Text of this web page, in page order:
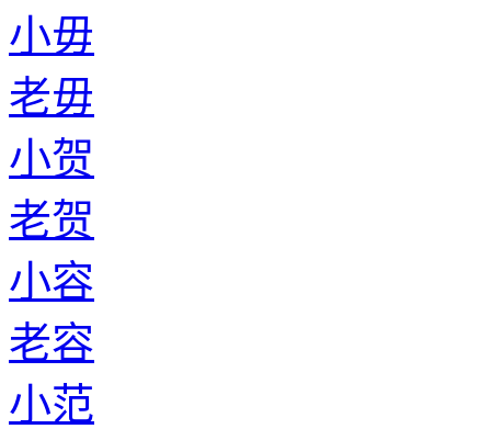
小毋
老毋
小贺
老贺
小容
老容
小范